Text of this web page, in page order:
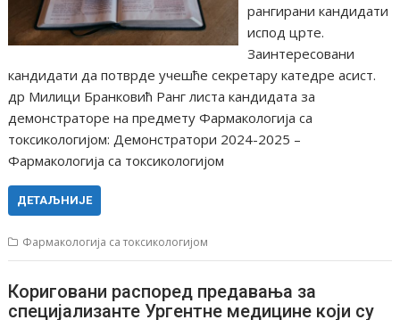
рангирани кандидати
испод црте.
Заинтересовани
кандидати да потврде учешће секретару катедре асист.
др Милици Бранковић Ранг листа кандидата за
демонстраторе на предмету Фармакологија са
токсикологијом: Демонстратори 2024-2025 –
Фармакологија са токсикологијом
ДЕТАЉНИЈЕ
Фармакологија са токсикологијом
Кориговани распоред предавања за
специјализанте Ургентне медицине који су